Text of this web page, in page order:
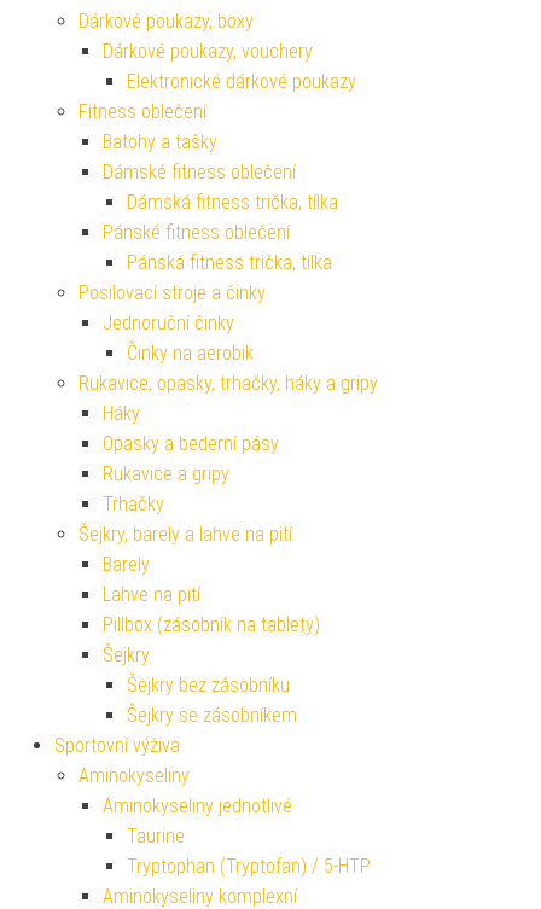
Dárkové poukazy, boxy
Dárkové poukazy, vouchery
Elektronické dárkové poukazy
Fitness oblečení
Batohy a tašky
Dámské fitness oblečení
Dámská fitness trička, tílka
Pánské fitness oblečení
Pánská fitness trička, tílka
Posilovací stroje a činky
Jednoruční činky
Činky na aerobik
Rukavice, opasky, trhačky, háky a gripy
Háky
Opasky a bederní pásy
Rukavice a gripy
Trhačky
Šejkry, barely a lahve na pití
Barely
Lahve na pití
Pillbox (zásobník na tablety)
Šejkry
Šejkry bez zásobníku
Šejkry se zásobníkem
Sportovní výživa
Aminokyseliny
Aminokyseliny jednotlivé
Taurine
Tryptophan (Tryptofan) / 5-HTP
Aminokyseliny komplexní